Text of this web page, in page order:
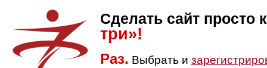
Сделать сайт просто
три»!
Раз. Выбрать и